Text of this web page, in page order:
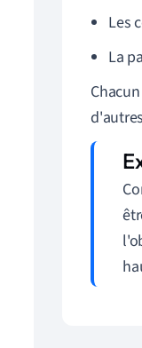
Les
La